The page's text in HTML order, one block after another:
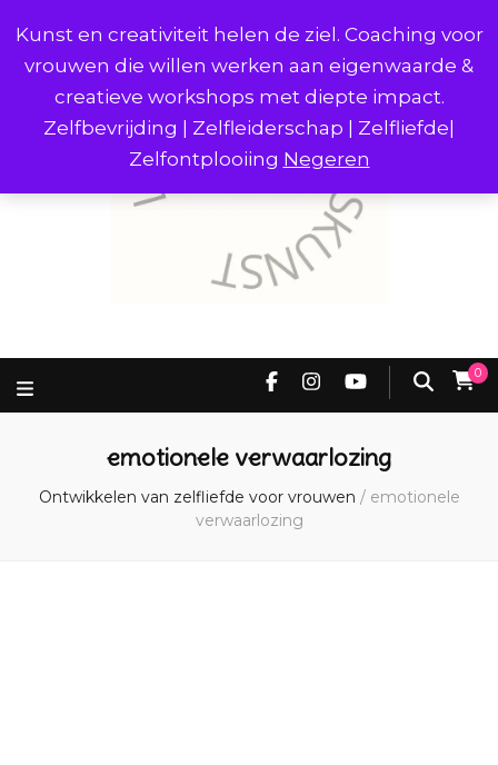
Kunst en creativiteit helen de ziel. Coaching voor
vrouwen die willen werken aan eigenwaarde &
creatieve workshops met diepte impact.
Zelfbevrijding | Zelfleiderschap | Zelfliefde|
Zelfontplooiing Negeren
0
emotionele verwaarlozing
Ontwikkelen van zelfliefde voor vrouwen / emotionele
verwaarlozing